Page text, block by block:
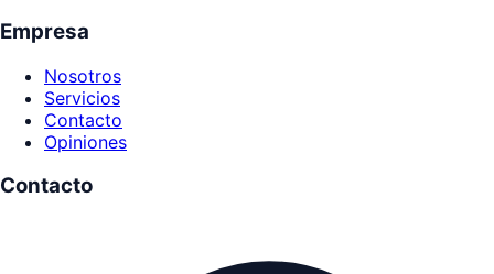
Empresa
Nosotros
Servicios
Contacto
Opiniones
Contacto